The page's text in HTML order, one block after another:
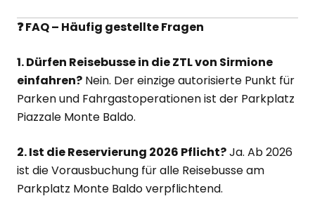
❓ FAQ – Häufig gestellte Fragen
1. Dürfen Reisebusse in die ZTL von Sirmione
einfahren? Nein. Der einzige autorisierte Punkt für
Parken und Fahrgastoperationen ist der Parkplatz
Piazzale Monte Baldo.
2. Ist die Reservierung 2026 Pflicht?Ja. Ab 2026
ist die Vorausbuchung für alle Reisebusse am
Parkplatz Monte Baldo verpflichtend.